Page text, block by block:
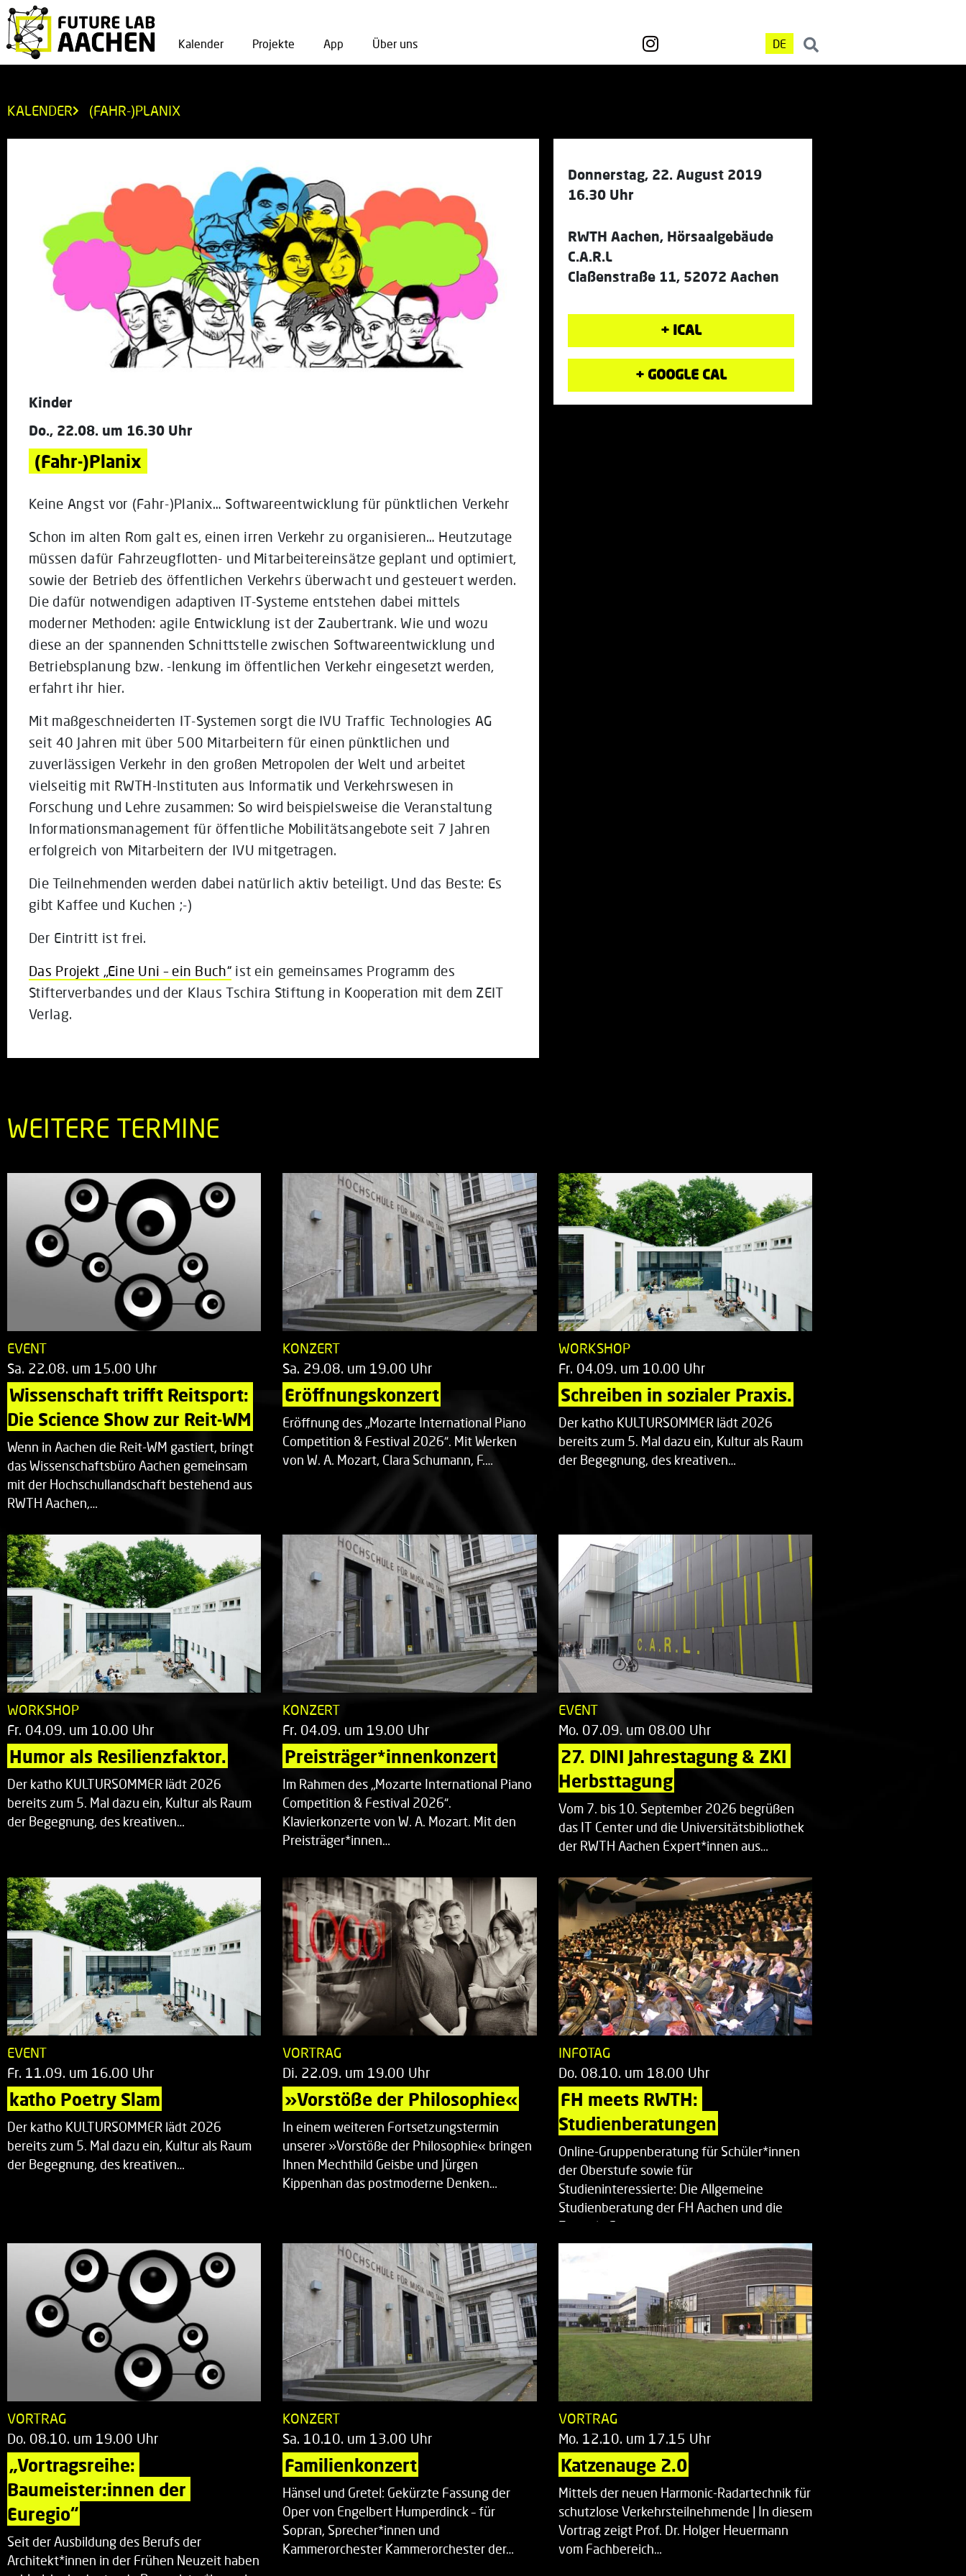
Kalender Projekte App Über uns DE
KALENDER (FAHR-)PLANIX
Kinder
Do., 22.08. um 16.30 Uhr
(Fahr-)Planix
Keine Angst vor (Fahr-)Planix… Softwareentwicklung für pünktlichen Verkehr
Schon im alten Rom galt es, einen irren Verkehr zu organisieren… Heutzutage
müssen dafür Fahrzeugflotten- und Mitarbeitereinsätze geplant und optimiert,
sowie der Betrieb des öffentlichen Verkehrs überwacht und gesteuert werden.
Die dafür notwendigen adaptiven IT-Systeme entstehen dabei mittels
moderner Methoden: agile Entwicklung ist der Zaubertrank. Wie und wozu
diese an der spannenden Schnittstelle zwischen Softwareentwicklung und
Betriebsplanung bzw. -lenkung im öffentlichen Verkehr eingesetzt werden,
erfahrt ihr hier.
Mit maßgeschneiderten IT-Systemen sorgt die IVU Traffic Technologies AG
seit 40 Jahren mit über 500 Mitarbeitern für einen pünktlichen und
zuverlässigen Verkehr in den großen Metropolen der Welt und arbeitet
vielseitig mit RWTH-Instituten aus Informatik und Verkehrswesen in
Forschung und Lehre zusammen: So wird beispielsweise die Veranstaltung
Informationsmanagement für öffentliche Mobilitätsangebote seit 7 Jahren
erfolgreich von Mitarbeitern der IVU mitgetragen.
Die Teilnehmenden werden dabei natürlich aktiv beteiligt. Und das Beste: Es
gibt Kaffee und Kuchen ;-)
Der Eintritt ist frei.
Das Projekt „Eine Uni – ein Buch“ist ein gemeinsames Programm des
Stifterverbandes und der Klaus Tschira Stiftung in Kooperation mit dem ZEIT
Verlag.
Donnerstag, 22. August 2019
16.30 Uhr
RWTH Aachen, Hörsaalgebäude
C.A.R.L
Claßenstraße 11, 52072 Aachen
+ ICAL
+ GOOGLE CAL
WEITERE TERMINE
EVENT
Sa. 22.08. um 15.00 Uhr
Wissenschaft trifft Reitsport:
Die Science Show zur Reit-WM
Wenn in Aachen die Reit-WM gastiert, bringt
das Wissenschaftsbüro Aachen gemeinsam
mit der Hochschullandschaft bestehend aus
RWTH Aachen,…
KONZERT
Sa. 29.08. um 19.00 Uhr
Eröffnungskonzert
Eröffnung des „Mozarte International Piano
Competition & Festival 2026“. Mit Werken
von W. A. Mozart, Clara Schumann, F.…
WORKSHOP
Fr. 04.09. um 10.00 Uhr
Schreiben in sozialer Praxis.
Der katho KULTURSOMMER lädt 2026
bereits zum 5. Mal dazu ein, Kultur als Raum
der Begegnung, des kreativen…
WORKSHOP
Fr. 04.09. um 10.00 Uhr
Humor als Resilienzfaktor.
Der katho KULTURSOMMER lädt 2026
bereits zum 5. Mal dazu ein, Kultur als Raum
der Begegnung, des kreativen…
KONZERT
Fr. 04.09. um 19.00 Uhr
Preisträger*innenkonzert
Im Rahmen des „Mozarte International Piano
Competition & Festival 2026“.
Klavierkonzerte von W. A. Mozart. Mit den
Preisträger*innen…
EVENT
Mo. 07.09. um 08.00 Uhr
27. DINI Jahrestagung & ZKI
Herbsttagung
Vom 7. bis 10. September 2026 begrüßen
das IT Center und die Universitätsbibliothek
der RWTH Aachen Expert*innen aus…
EVENT
Fr. 11.09. um 16.00 Uhr
katho Poetry Slam
Der katho KULTURSOMMER lädt 2026
bereits zum 5. Mal dazu ein, Kultur als Raum
der Begegnung, des kreativen…
VORTRAG
Di. 22.09. um 19.00 Uhr
»Vorstöße der Philosophie«
In einem weiteren Fortsetzungstermin
unserer »Vorstöße der Philosophie« bringen
Ihnen Mechthild Geisbe und Jürgen
Kippenhan das postmoderne Denken…
INFOTAG
Do. 08.10. um 18.00 Uhr
FH meets RWTH:
Studienberatungen
Online-Gruppenberatung für Schüler*innen
der Oberstufe sowie für
Studieninteressierte: Die Allgemeine
Studienberatung der FH Aachen und die
Zentrale Studienberatung…
VORTRAG
Do. 08.10. um 19.00 Uhr
„Vortragsreihe:
Baumeister:innen der
Euregio“
Seit der Ausbildung des Berufs der
Architekt*innen in der Frühen Neuzeit haben
KONZERT
Sa. 10.10. um 13.00 Uhr
Familienkonzert
Hänsel und Gretel: Gekürzte Fassung der
Oper von Engelbert Humperdinck – für
Sopran, Sprecher*innen und
Kammerorchester Kammerorchester der…
VORTRAG
Mo. 12.10. um 17.15 Uhr
Katzenauge 2.0
Mittels der neuen Harmonic-Radartechnik für
schutzlose Verkehrsteilnehmende | In diesem
Vortrag zeigt Prof. Dr. Holger Heuermann
vom Fachbereich…